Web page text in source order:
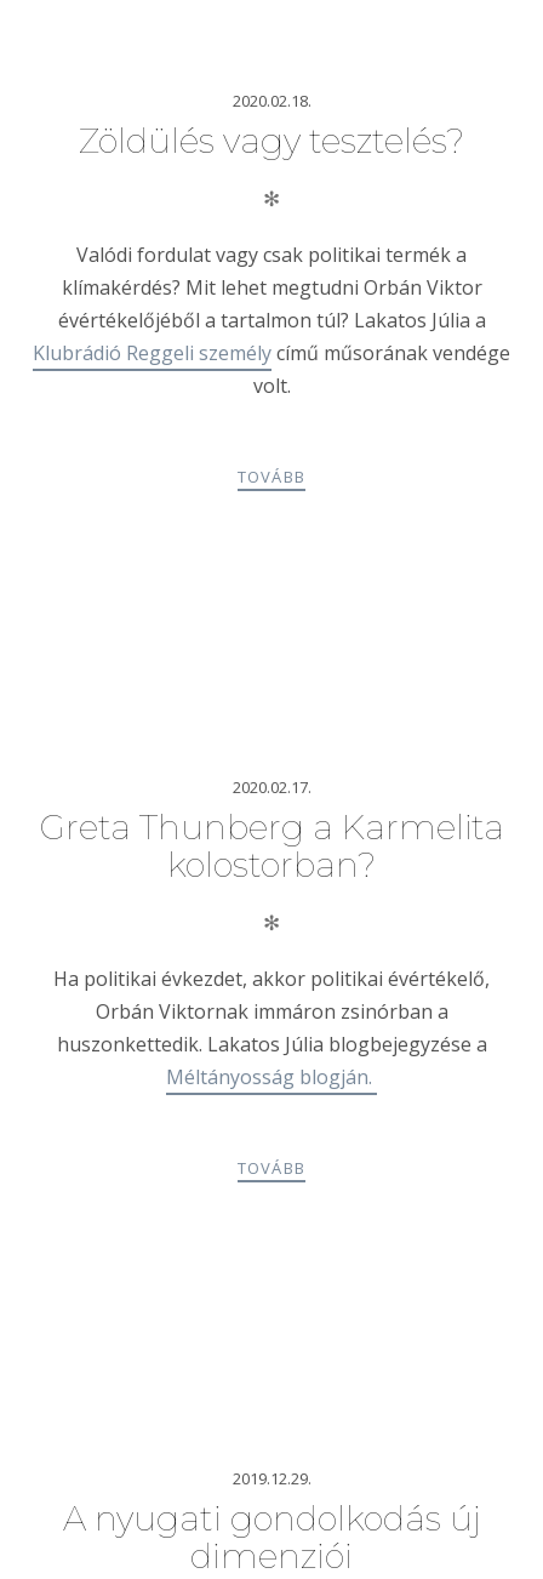
2020.02.18.
Zöldülés vagy tesztelés?
✻
Valódi fordulat vagy csak politikai termék a
klímakérdés? Mit lehet megtudni Orbán Viktor
évértékelőjéből a tartalmon túl? Lakatos Júlia a
Klubrádió Reggeli személycímű műsorának vendége
volt.
TOVÁBB
2020.02.17.
Greta Thunberg a Karmelita
kolostorban?
✻
Ha politikai évkezdet, akkor politikai évértékelő,
Orbán Viktornak immáron zsinórban a
huszonkettedik. Lakatos Júlia blogbejegyzése a
Méltányosság blogján.
TOVÁBB
2019.12.29.
A nyugati gondolkodás új
dimenziói